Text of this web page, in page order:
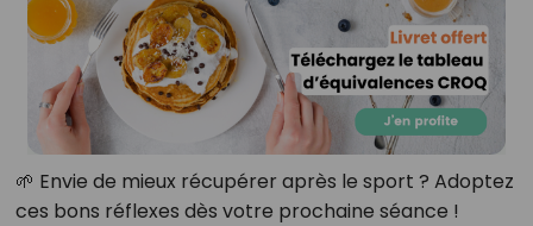
🌱 Envie de mieux récupérer après le sport ? Adoptez
ces bons réflexes dès votre prochaine séance !